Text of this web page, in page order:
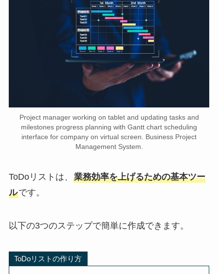
Project manager working on tablet and updating tasks and
milestones progress planning with Gantt chart scheduling
interface for company on virtual screen. Business Project
Management System.
ToDoリストは、 業務効率を上げるための基本ツー
ルです。
以下の3つのステップで簡単に作成できます。
ToDoリストの作り方